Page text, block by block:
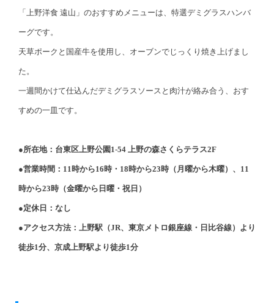
「上野洋食 遠山」のおすすめメニューは、特選デミグラスハンバ
ーグです。
天草ポークと国産牛を使用し、オーブンでじっくり焼き上げまし
た。
一週間かけて仕込んだデミグラスソースと肉汁が絡み合う、おす
すめの一皿です。
●所在地：台東区上野公園1-54 上野の森さくらテラス2F
●営業時間：11時から16時・18時から23時（月曜から木曜）、11
時から23時（金曜から日曜・祝日）
●定休日：なし
●アクセス方法：上野駅（JR、東京メトロ銀座線・日比谷線）より
徒歩1分、京成上野駅より徒歩1分